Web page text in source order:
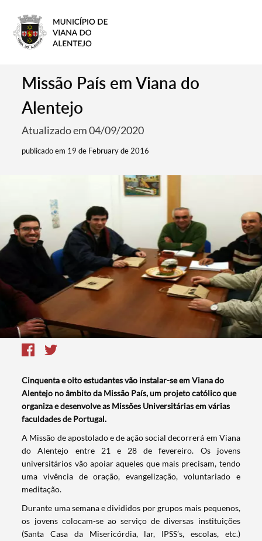
Missão País em Viana do
Alentejo
Atualizado em 04/09/2020
publicado em 19 de February de 2016
Cinquenta e oito estudantes vão instalar-se em Viana do
Alentejo no âmbito da Missão País, um projeto católico que
organiza e desenvolve as Missões Universitárias em várias
faculdades de Portugal.
​A Missão de apostolado e de ação social decorrerá em Viana
do Alentejo entre 21 e 28 de fevereiro. Os jovens
universitários vão apoiar aqueles que mais precisam, tendo
uma vivência de oração, evangelização, voluntariado e
meditação.
Durante uma semana e divididos por grupos mais pequenos,
os jovens colocam-se ao serviço de diversas instituições
(Santa Casa da Misericórdia, lar, IPSS’s, escolas, etc.)